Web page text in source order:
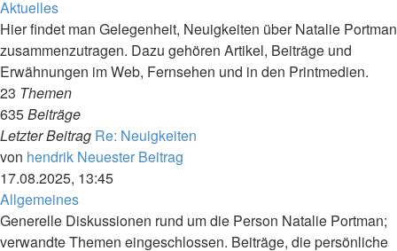
Aktuelles
Hier findet man Gelegenheit, Neuigkeiten über Natalie Portman
zusammenzutragen. Dazu gehören Artikel, Beiträge und
Erwähnungen im Web, Fernsehen und in den Printmedien.
23 Themen
635Beiträge
Letzter Beitrag Re: Neuigkeiten
von hendrik Neuester Beitrag
17.08.2025, 13:45
Allgemeines
Generelle Diskussionen rund um die Person Natalie Portman;
verwandte Themen eingeschlossen. Beiträge, die persönliche